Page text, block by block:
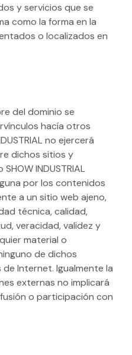
y servicios que se
como la forma en la
o localizados en
del dominio se
hacía otros
no ejercerá
dichos sitios y
INDUSTRIAL
por los contenidos
a un sitio web ajeno,
técnica, calidad,
veracidad, validez y
material o
de dichos
Internet. Igualmente la
externas no implicará
o participación con